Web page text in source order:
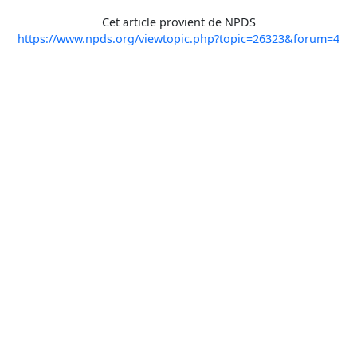
Cet article provient de NPDS
https://www.npds.org/viewtopic.php?topic=26323&forum=4